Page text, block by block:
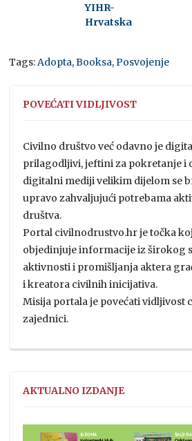
YIHR-
Hrvatska
Tags:Adopta,Booksa,Posvojenje
POVEĆATI VIDLJIVOST
Civilno društvo već odavno je
prilagodljivi, jeftini za pokretanje i
digitalni mediji velikim dijelom se
upravo zahvaljujući potrebama
društva.
Portal civilnodrustvo.hr je točka
objedinjuje informacije iz širokog
aktivnosti i promišljanja aktera
i kreatora civilnih inicijativa.
Misija portala je povećati vidljivost
zajednici.
AKTUALNO IZDANJE